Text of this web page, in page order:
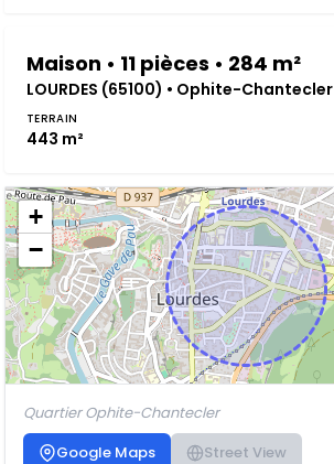
Maison • 11 pièces • 284 m²
LOURDES (65100) • Ophite-Chantecler
TERRAIN
443 m²
+
−
Quartier Ophite-Chantecler
Google Maps
Street View